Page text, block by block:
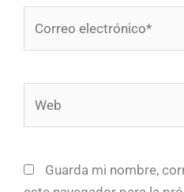
Guarda mi nombre,